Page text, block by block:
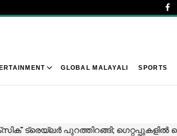
GLOBAL MALAYALI SPORTS